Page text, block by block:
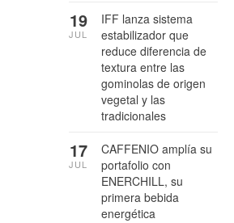
IFF lanza sistema
estabilizador que
reduce diferencia de
textura entre las
gominolas de origen
vegetal y las
tradicionales
19
JUL
CAFFENIO amplía su
portafolio con
ENERCHILL, su
primera bebida
energética
17
JUL